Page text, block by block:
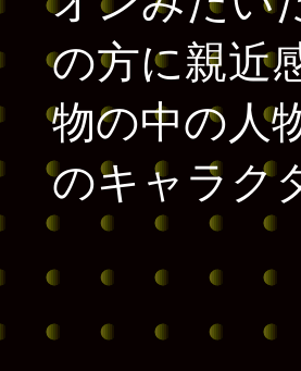
の方に親近
物の中の人
のキャラク